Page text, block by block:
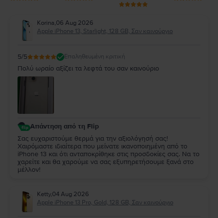
Korina,06 Aug 2026
Apple iPhone 13, Starlight, 128 GB, Σαν καινούργιο
5/5 Επαληθευμένη κριτική
Πολύ ωραίο αξίζει τα λεφτά του σαν καινούριο
Απάντηση από τη Flip
Σας ευχαριστούμε θερμά για την αξιολόγησή σας!
Χαιρόμαστε ιδιαίτερα που μείνατε ικανοποιημένη από το
iPhone 13 και ότι ανταποκρίθηκε στις προσδοκίες σας. Να το
χαρείτε και θα χαρούμε να σας εξυπηρετήσουμε ξανά στο
μέλλον!
Ketty,04 Aug 2026
Apple iPhone 13 Pro, Gold, 128 GB, Σαν καινούργιο